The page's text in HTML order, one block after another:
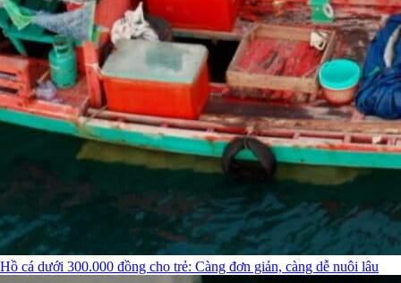
Hồ cá dưới 300.000 đồng cho trẻ: Càng đơn giản, càng dễ nuôi lâu